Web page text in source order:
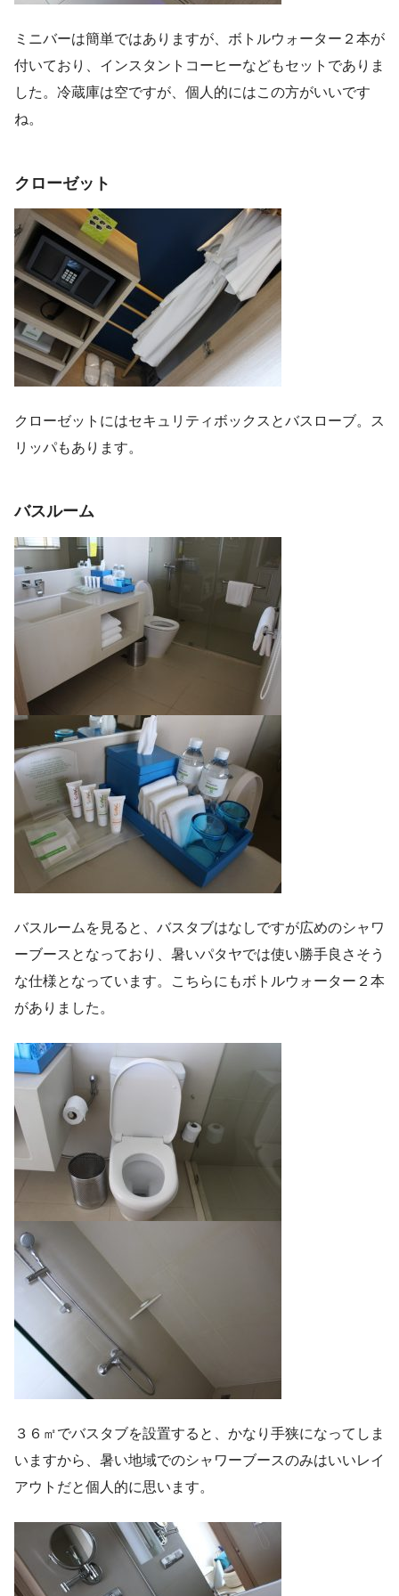
ミニバーは簡単ではありますが、ボトルウォーター２本が
付いており、インスタントコーヒーなどもセットでありま
した。冷蔵庫は空ですが、個人的にはこの方がいいです
ね。
クローゼット
クローゼットにはセキュリティボックスとバスローブ。ス
リッパもあります。
バスルーム
バスルームを見ると、バスタブはなしですが広めのシャワ
ーブースとなっており、暑いパタヤでは使い勝手良さそう
な仕様となっています。こちらにもボトルウォーター２本
がありました。
３６㎡でバスタブを設置すると、かなり手狭になってしま
いますから、暑い地域でのシャワーブースのみはいいレイ
アウトだと個人的に思います。